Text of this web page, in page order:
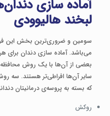
آماده سازی
لبخند هالیوودی
سومین و ضروری‌ترین بخش این
می‌باشد. آماده سازی دندان برای
بعضی از آن‌ها با یک روش محافظه
سایر آن‌ها افراطی‌تر هستند. سه
که بسته به پروسه‌ی درمانیتان
روکش